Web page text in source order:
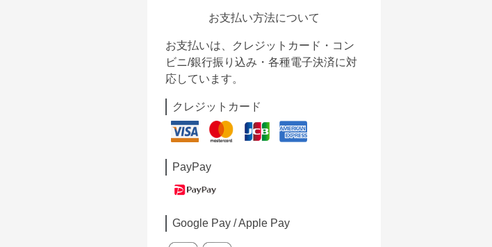
お支払い方法について
お支払いは、クレジットカード・コン
ビニ/銀行振り込み・各種電子決済に対
応しています。
クレジットカード
PayPay
Google Pay / Apple Pay